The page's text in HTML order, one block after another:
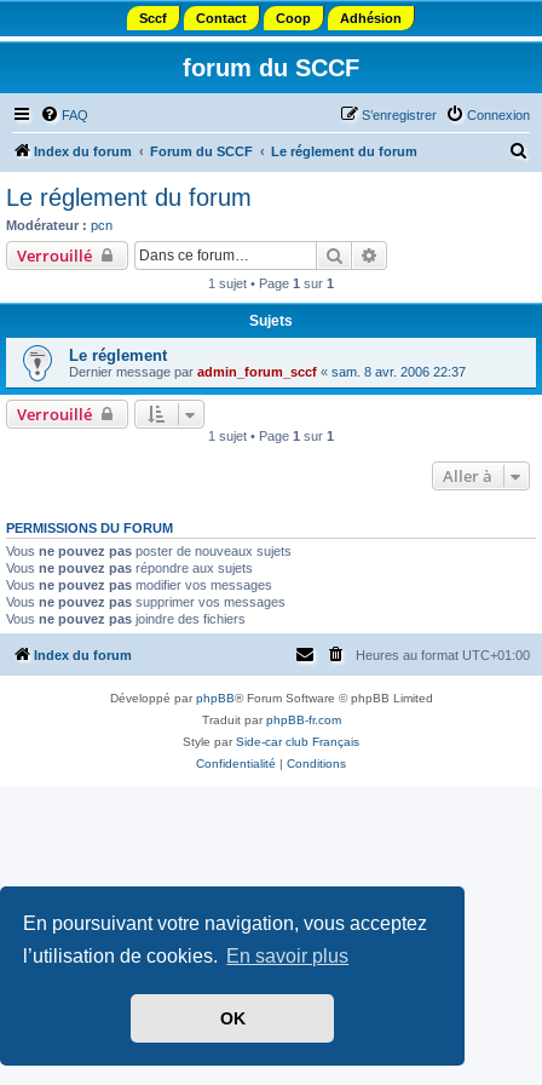
En poursuivant votre navigation, vous acceptez
l’utilisation de cookies. En savoir plus
OK
Sccf Contact Coop Adhésion
forum du SCCF
FAQ Connexion
S’enregistrer
Index du forum Forum du SCCF Le réglement du forum
Le réglement du forum
Modérateur : pcn
Verrouillé Rechercher
1 sujet • Page 1 sur 1
Sujets
Le réglement
Dernier message par admin_forum_sccf « sam. 8 avr. 2006 22:37
Verrouillé
1 sujet • Page 1 sur 1
Aller à
PERMISSIONS DU FORUM
Vous ne pouvez pas poster de nouveaux sujets
Vous ne pouvez pas répondre aux sujets
Vous ne pouvez pas modifier vos messages
Vous ne pouvez pas supprimer vos messages
Vous ne pouvez pas joindre des fichiers
Index du forum Heures au format UTC+01:00
Développé parphpBB® Forum Software © phpBB Limited
Traduit parphpBB-fr.com
Style parSide-car club Français
Confidentialité | Conditions